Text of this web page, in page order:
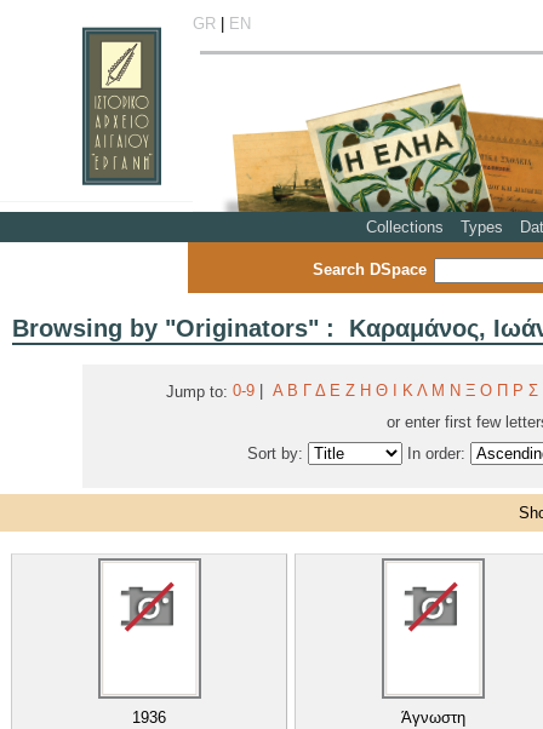
GR| EN
Collections Types
Search DSpace
Browsing by "Originators" : Καραμάνος,
Jump to: 0-9 Α Β Γ Δ Ε Ζ Η Θ Κ Λ Μ Ν Ξ Ο Π Ρ Σ
or enter first few
Sort by:
In order:
1936
Άγνωστη